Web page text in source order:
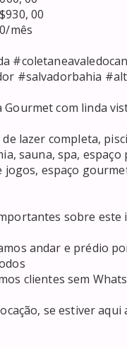
#salvadorbahia
sauna, spa, espaço
jogos, espaço